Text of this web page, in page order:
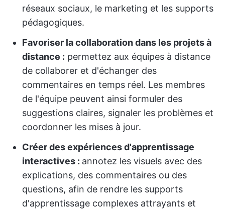
réseaux sociaux, le marketing et les supports
pédagogiques.
Favoriser la collaboration dans les projets à
distance : permettez aux équipes à distance
de collaborer et d'échanger des
commentaires en temps réel. Les membres
de l'équipe peuvent ainsi formuler des
suggestions claires, signaler les problèmes et
coordonner les mises à jour.
Créer des expériences d'apprentissage
interactives : annotez les visuels avec des
explications, des commentaires ou des
questions, afin de rendre les supports
d'apprentissage complexes attrayants et